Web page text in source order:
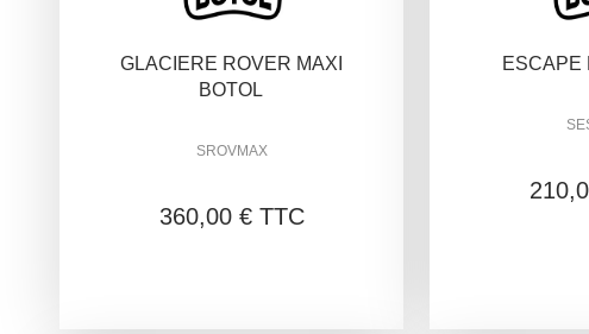
GLACIERE ROVER MAXI
BOTOL
SROVMAX
360,00 € TTC
ESCAPE